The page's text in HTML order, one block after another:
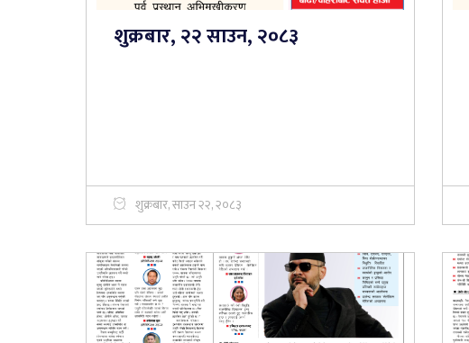
शुक्रबार, २२ साउन, २०८३
शुक्रबार, साउन २२, २०८३